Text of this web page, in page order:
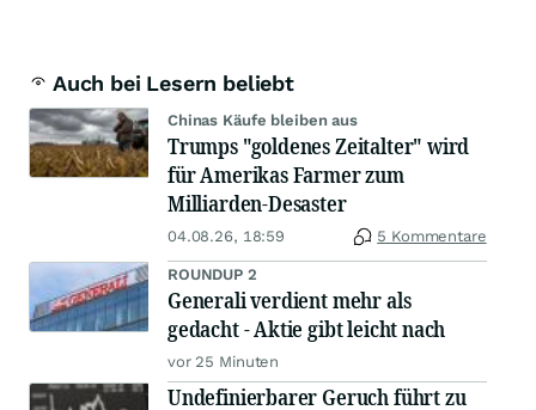
Auch bei Lesern beliebt
Chinas Käufe bleiben aus
Trumps "goldenes Zeitalter" wird
für Amerikas Farmer zum
Milliarden-Desaster
04.08.26, 18:59 5 Kommentare
ROUNDUP 2
Generali verdient mehr als
gedacht - Aktie gibt leicht nach
vor 25 Minuten
Undefinierbarer Geruch führt zu